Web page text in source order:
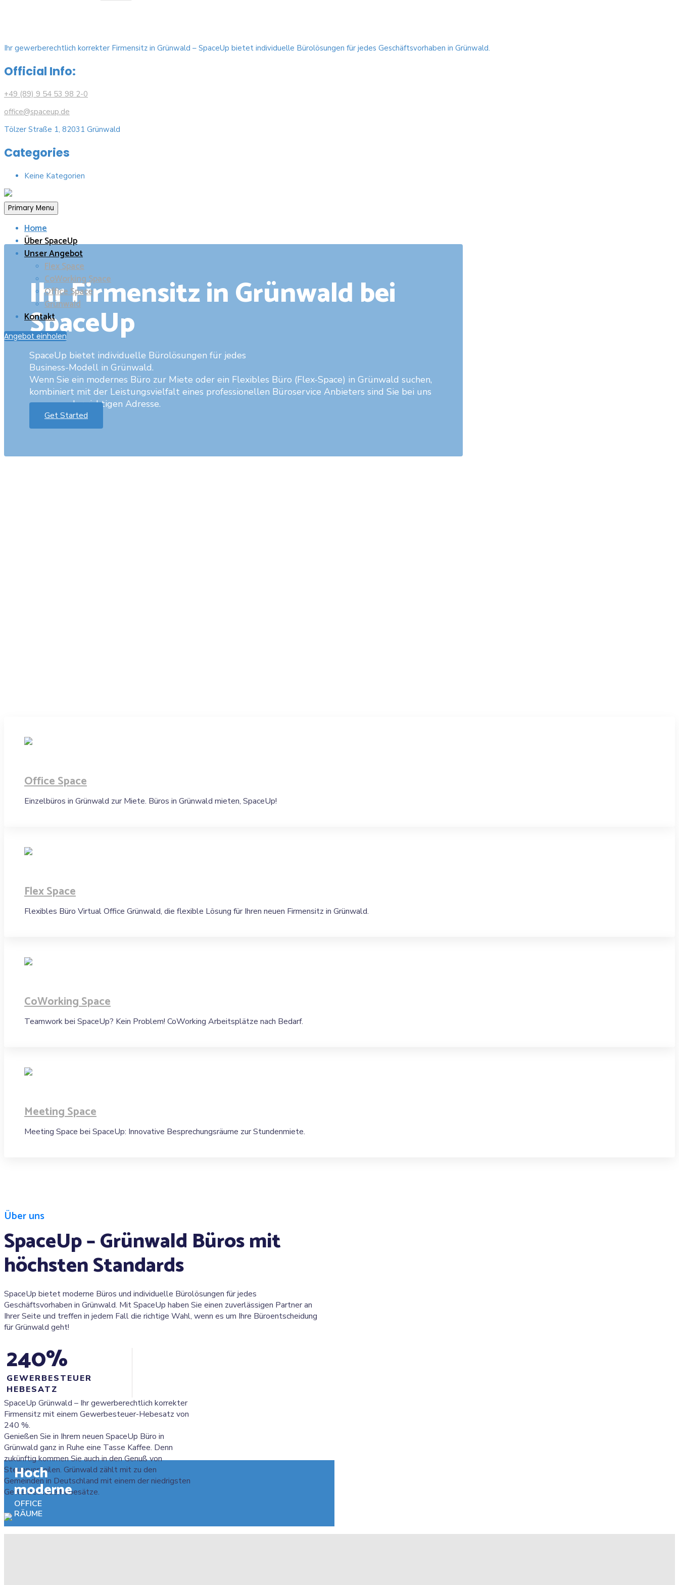
Ihr gewerberechtlich korrekter Firmensitz in Grünwald – SpaceUp bietet individuelle Bürolösungen für jedes Geschäftsvorhaben in Grünwald.
Official Info:
+49 (89) 9 54 53 98 2-0
office@spaceup.de
Tölzer Straße 1, 82031 Grünwald
Categories
Keine Kategorien
Primary Menu
Home
Über SpaceUp
Unser Angebot
Flex Space
CoWorking Space
Office Space
Grünwald
Kontakt
Angebot einholen
Ihr Firmensitz in Grünwald bei
SpaceUp
SpaceUp bietet individuelle Bürolösungen für jedes
Business-Modell in Grünwald.
Wenn Sie ein modernes Büro zur Miete oder ein Flexibles Büro (Flex-Space) in Grünwald suchen,
kombiniert mit der Leistungsvielfalt eines professionellen Büroservice Anbieters sind Sie bei uns
genau an der richtigen Adresse.
Get Started
Office Space
Einzelbüros in Grünwald zur Miete. Büros in Grünwald mieten, SpaceUp!
Flex Space
Flexibles Büro Virtual Office Grünwald, die flexible Lösung für Ihren neuen Firmensitz in Grünwald.
CoWorking Space
Teamwork bei SpaceUp? Kein Problem! CoWorking Arbeitsplätze nach Bedarf.
Meeting Space
Meeting Space bei SpaceUp: Innovative Besprechungsräume zur Stundenmiete.
Über uns
SpaceUp – Grünwald Büros mit
höchsten Standards
SpaceUp bietet moderne Büros und individuelle Bürolösungen für jedes
Geschäftsvorhaben in Grünwald. Mit SpaceUp haben Sie einen zuverlässigen Partner an
Ihrer Seite und treffen in jedem Fall die richtige Wahl, wenn es um Ihre Büroentscheidung
für Grünwald geht!
240%
GEWERBESTEUER
HEBESATZ
SpaceUp Grünwald – Ihr gewerberechtlich korrekter
Firmensitz mit einem Gewerbesteuer-Hebesatz von
240 %.
Genießen Sie in Ihrem neuen SpaceUp Büro in
Grünwald ganz in Ruhe eine Tasse Kaffee. Denn
zukünftig kommen Sie auch in den Genuß von
Steuervorteilen. Grünwald zählt mit zu den
Gemeinden in Deutschland mit einem der niedrigsten
Gewerbesteuerhebesätze.
Hoch
moderne
OFFICE
RÄUME